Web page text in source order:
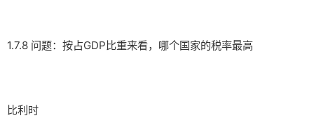
1.7.8 问题：按占GDP比重来看，哪个国家的税率最高
比利时